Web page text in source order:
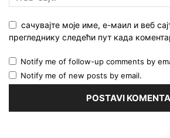
сачувајте моје име, е-маил и веб
прегледнику следећи пут када
Notify me of follow-up comments by
Notify me of new posts by email.